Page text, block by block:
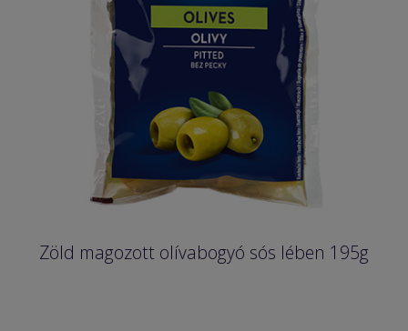
Zöld magozott olívabogyó sós lében 195g